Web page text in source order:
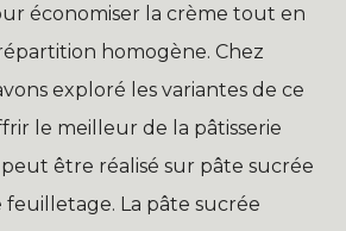
économiser la crème tout en
homogène. Chez
exploré les variantes de ce
le meilleur de la pâtisserie
être réalisé sur pâte sucrée
La pâte sucrée